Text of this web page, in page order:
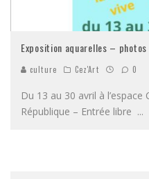
Exposition aquarelles – photos
culture Cez'Art 0
Du 13 au 30 avril à l’espace
République – Entrée libre ...